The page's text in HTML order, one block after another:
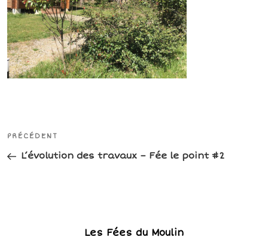
Navigation
l’article
Article
précédent
PRÉCÉDENT
L’évolution des travaux – Fée le point #2
Les Fées du Moulin